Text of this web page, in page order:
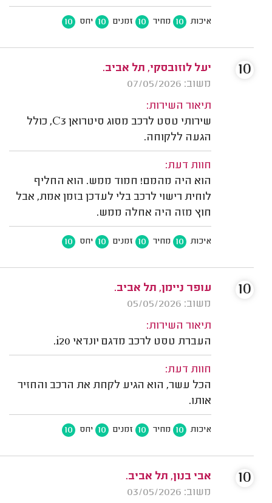
איכות 10 מחיר 10 זמנים 10 יחס 10
יעל לוזובסקי, תל אביב.
משוב: 07/05/2026
תיאור השירות:
שירותי טסט לרכב מסוג סיטרואן C3, כולל
הגעה ללקוחה.
חוות דעת:
הוא היה מהמם! חמוד ממש. הוא החליף
לוחית רישוי לרכב בלי לעדכן בזמן אמת, אבל
חוץ מזה היה אחלה ממש.
איכות 10 מחיר 10 זמנים 10 יחס 10
10
עופר ניימן, תל אביב.
משוב: 05/05/2026
תיאור השירות:
העברת טסט לרכב מדגם יונדאי i20.
חוות דעת:
הכל עשר, הוא הגיע לקחת את הרכב והחזיר
אותו.
איכות 10 מחיר 10 זמנים 10 יחס 10
10
אבי בנון, תל אביב.
משוב: 03/05/2026
10